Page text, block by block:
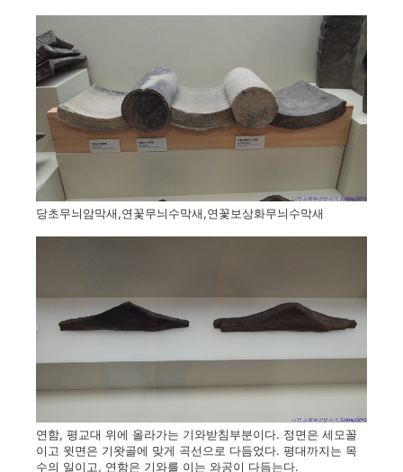
당초무늬암막새,연꽃무늬수막새,연꽃보상화무늬수막새
연함, 평교대 위에 올라가는 기와받침부분이다. 정면은 세모꼴
이고 윗면은 기왓골에 맞게 곡선으로 다듬었다. 평대까지는 목
수의 일이고, 연함은 기와를 이는 와공이 다듬는다.